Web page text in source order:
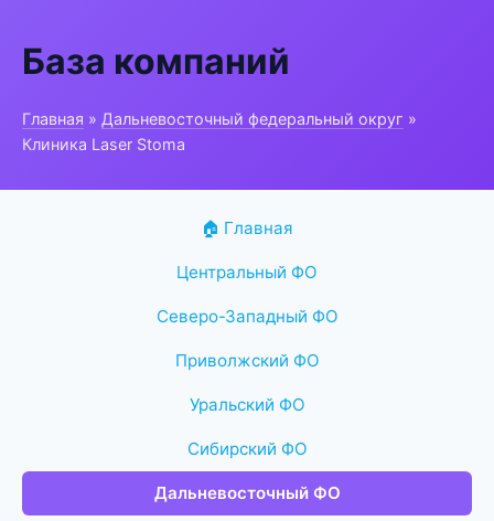
База компаний
Главная » Дальневосточный федеральный округ »
Клиника Laser Stoma
🏠 Главная
Центральный ФО
Северо-Западный ФО
Приволжский ФО
Уральский ФО
Сибирский ФО
Дальневосточный ФО